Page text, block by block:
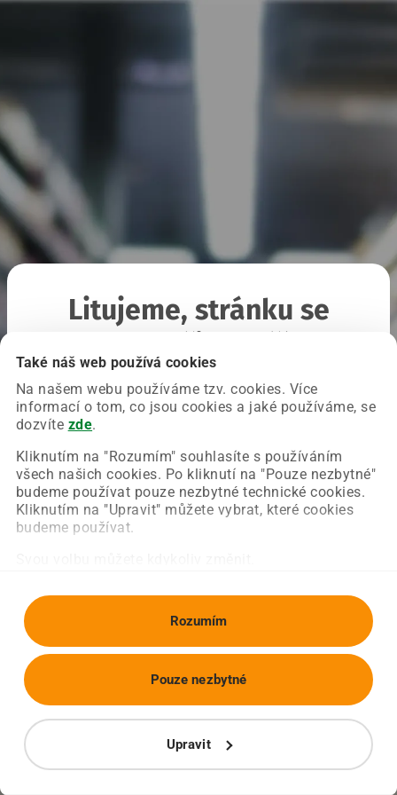
Také náš web používá cookies
Na našem webu používáme tzv. cookies. Více
informací o tom, co jsou cookies a jaké používáme, se
dozvíte zde.
Kliknutím na "Rozumím" souhlasíte s používáním
všech našich cookies. Po kliknutí na "Pouze nezbytné"
budeme používat pouze nezbytné technické cookies.
Kliknutím na "Upravit" můžete vybrat, které cookies
budeme používat.
Rozumím
Upravit
Pouze nezbytné
Litujeme, stránku se
Chyba nastala na naší straně a už ji opravujeme.
Zkuste prosím znovu načíst požadovanou stránku.
Obnovit stránku Úvodní strana